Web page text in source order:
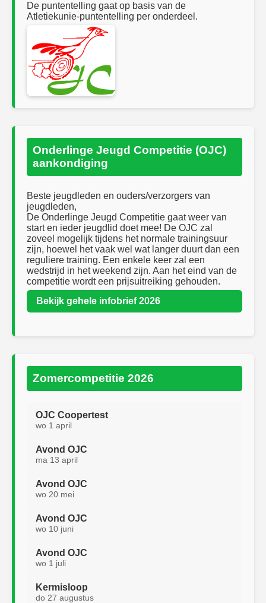
De puntentelling gaat op basis van de
Atletiekunie‑puntentelling per onderdeel.
Onderlinge Jeugd Competitie (OJC)
aankondiging
Beste jeugdleden en ouders/verzorgers van
jeugdleden,
De Onderlinge Jeugd Competitie gaat weer van
start en ieder jeugdlid doet mee! De OJC zal
zoveel mogelijk tijdens het normale trainingsuur
zijn, hoewel het vaak wel wat langer duurt dan een
reguliere training. Een enkele keer zal een
wedstrijd in het weekend zijn. Aan het eind van de
competitie wordt een prijsuitreiking gehouden.
Bekijk gehele infobrief 2026
Zomercompetitie 2026
OJC Coopertest
wo 1 april
Avond OJC
ma 13 april
Avond OJC
wo 20 mei
Avond OJC
wo 10 juni
Avond OJC
wo 1 juli
Kermisloop
do 27 augustus